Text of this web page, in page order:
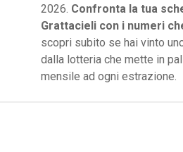
2026. Confronta la tua
Grattacieli con i numeri
scopri subito se hai vinto
dalla lotteria che mette in
mensile ad ogni estrazione.